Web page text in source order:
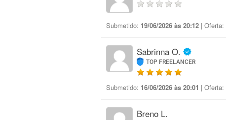
Submetido: 19/06/2026 às 20:12 | Oferta:
Sabrinna O.
TOP FREELANCER
Submetido: 16/06/2026 às 20:01 | Oferta:
Breno L.